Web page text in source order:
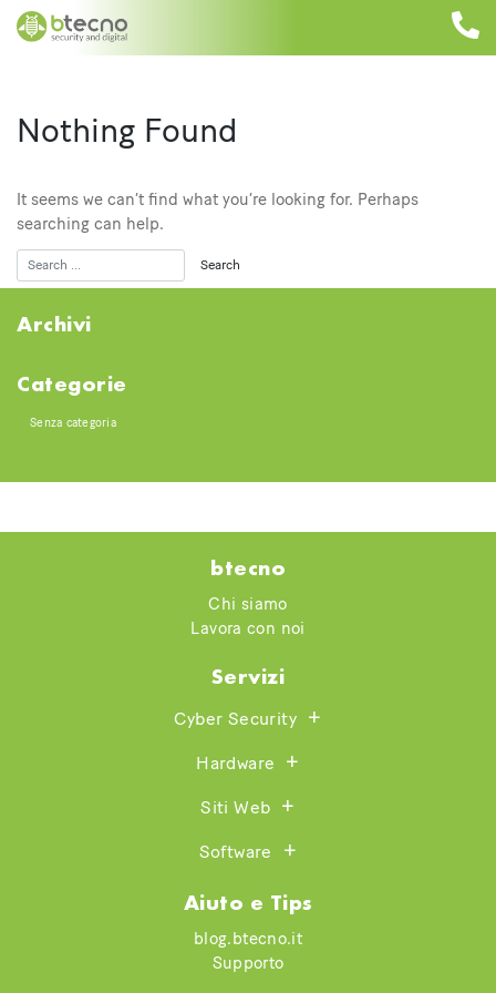
Skip
Nothing Found
It seems we can’t find what you’re looking for. Perhaps
searching can help.
Archivi
Categorie
Senza categoria
btecno
Chi siamo
Lavora con noi
Servizi
Cyber Security
Hardware
Siti Web
Software
Aiuto e Tips
blog.btecno.it
Supporto